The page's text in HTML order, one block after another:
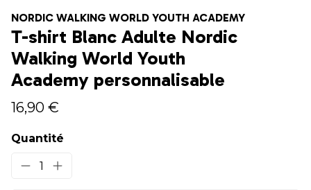
NORDIC WALKING WORLD YOUTH ACADEMY
T-shirt Blanc Adulte Nordic
Walking World Youth
Academy personnalisable
16,90 €
Quantité
1